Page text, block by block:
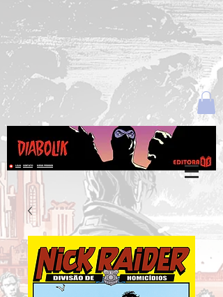
Login
LOJA CONTATO MEUS PEDIDOS